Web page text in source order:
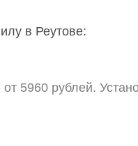
в Реутове:
от 5960 рублей.